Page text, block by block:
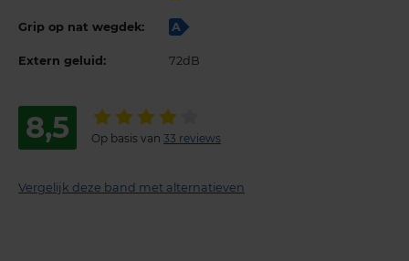
Grip op nat wegdek: A
Extern geluid: 72dB
8,5 Op basis van 33 reviews
Vergelijk deze band met alternatieven